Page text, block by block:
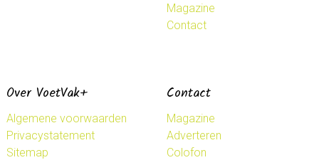
Magazine
Contact
Over VoetVak+
Algemene voorwaarden
Privacystatement
Sitemap
Contact
Magazine
Adverteren
Colofon